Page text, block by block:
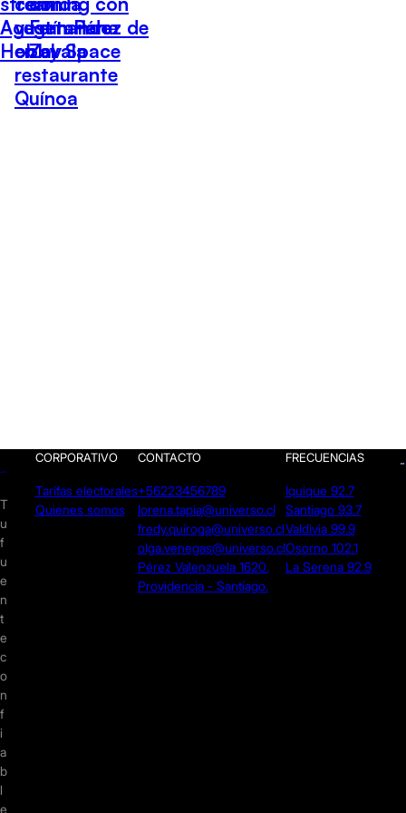
Agustín Pérez de
Hobby Space
vegetariana
en el
restaurante
Quínoa
Fernando
Zavala
T
u
f
u
e
n
t
e
c
o
n
f
i
a
b
l
e
CORPORATIVO
Tarifas electorales
Quienes somos
CONTACTO
+56223456789
lorena.tapia@universo.cl
fredy.quiroga@universo.cl
olga.venegas@universo.cl
Pérez Valenzuela 1620.
Providencia - Santiago.
FRECUENCIAS
Iquique 92.7
Santiago 93.7
Valdivia 99.9
Osorno 102.1
La Serena 92.9